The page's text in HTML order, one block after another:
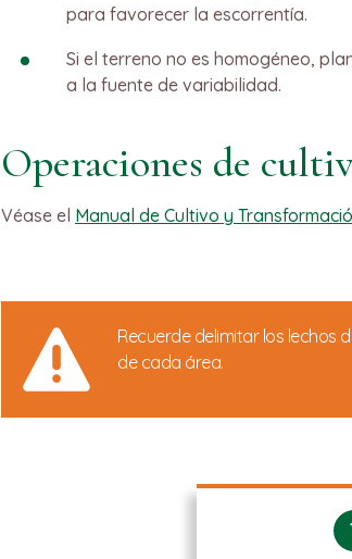
para favorecer la escorrentía.
Si el terreno no es homogéneo,
a la fuente de variabilidad.
Operaciones de
Véase el Manual de Cultivo y
Recuerde delimitar los lechos
de cada área.